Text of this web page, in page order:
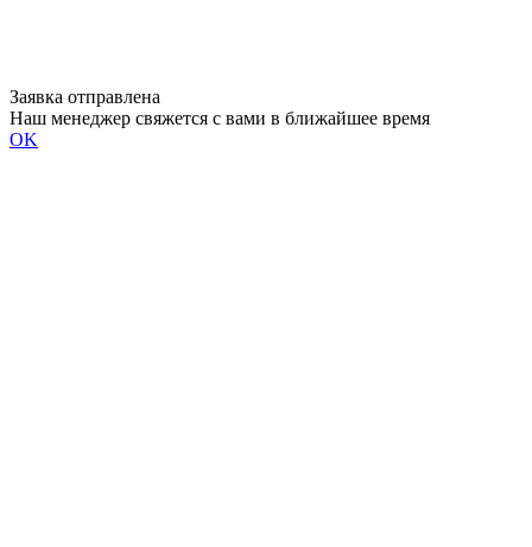
Заявка отправлена
Наш менеджер свяжется с вами в ближайшее время
OK